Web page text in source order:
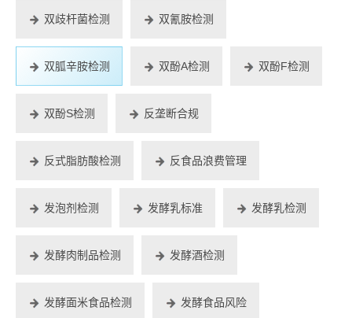
双歧杆菌检测 双氰胺检测
双胍辛胺检测 双酚A检测 双酚F检测
双酚S检测 反垄断合规
反式脂肪酸检测 反食品浪费管理
发泡剂检测 发酵乳标准 发酵乳检测
发酵肉制品检测 发酵酒检测
发酵面米食品检测 发酵食品风险